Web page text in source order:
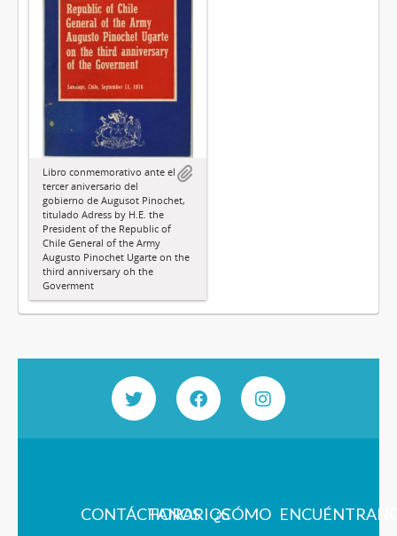
Libro conmemorativo ante el
tercer aniversario del
gobierno de Augusot Pinochet,
titulado Adress by H.E. the
President of the Republic of
Chile General of the Army
Augusto Pinochet Ugarte on the
third anniversary oh the
Goverment
CONTÁCTANOS
HORARIOS¿CÓMO